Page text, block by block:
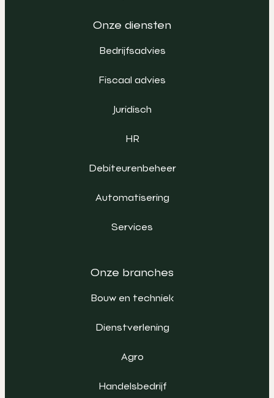
Onze diensten
Bedrijfsadvies
Fiscaal advies
Juridisch
HR
Debiteurenbeheer
Automatisering
Services
Onze branches
Bouw en techniek
Dienstverlening
Agro
Handelsbedrijf